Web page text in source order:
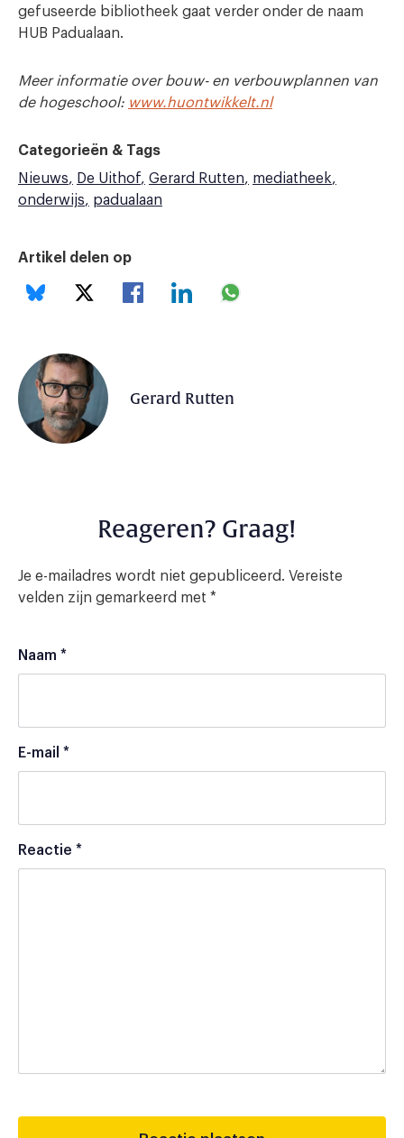
gefuseerde bibliotheek gaat verder onder de naam
HUB Padualaan.
Meer informatie over bouw- en verbouwplannen van
de hogeschool: www.huontwikkelt.nl
Categorieën & Tags
Nieuws
De Uithof Gerard Rutten
mediatheek
onderwijs
padualaan
Artikel delen op
Gerard Rutten
Reageren? Graag!
Je e-mailadres wordt niet gepubliceerd. Vereiste
velden zijn gemarkeerd met *
Naam *
E-mail *
Reactie *